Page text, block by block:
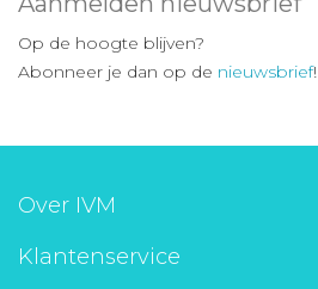
Op de hoogte blijven?
Abonneer je dan op de nieuwsbrief!
Over IVM
Klantenservice